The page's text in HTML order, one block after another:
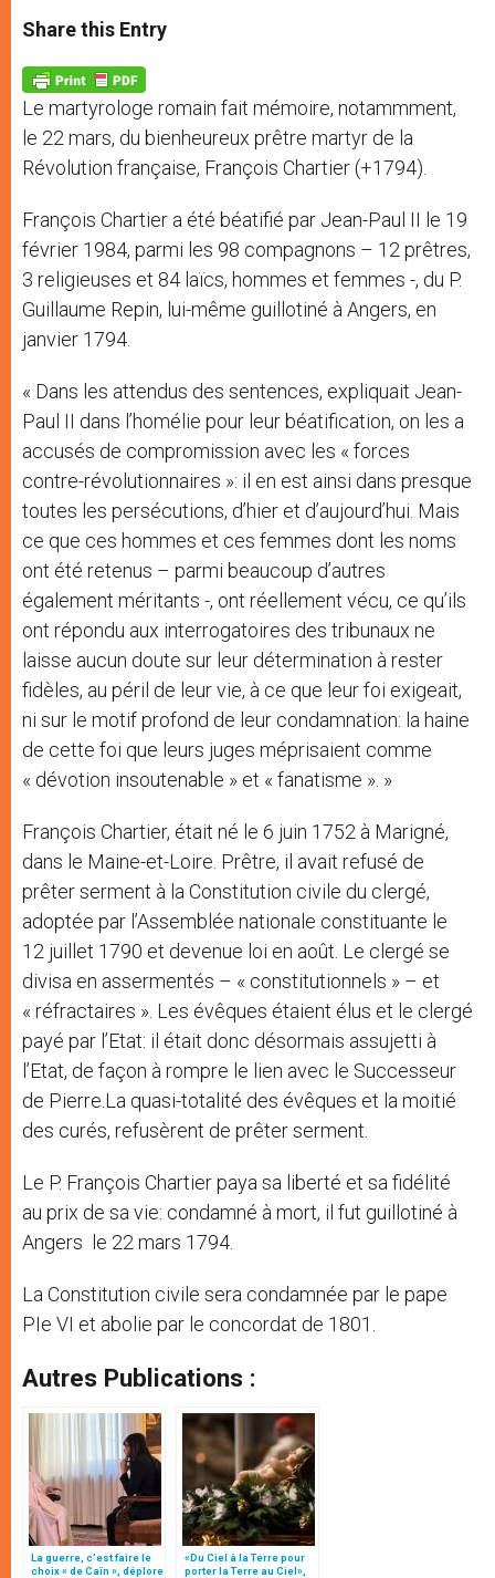
t
s
p
p
s
e
g
e
r
e
b
o
k
Share this Entry
Le martyrologe romain fait mémoire, notammment,
le 22 mars, du bienheureux prêtre martyr de la
Révolution française, François Chartier (+1794).
François Chartier a été béatifié par Jean-Paul II le 19
février 1984, parmi les 98 compagnons – 12 prêtres,
3 religieuses et 84 laïcs, hommes et femmes -, du P.
Guillaume Repin, lui-même guillotiné à Angers, en
janvier 1794.
« Dans les attendus des sentences, expliquait Jean-
Paul II dans l’homélie pour leur béatification, on les a
accusés de compromission avec les « forces
contre-révolutionnaires »: il en est ainsi dans presque
toutes les persécutions, d’hier et d’aujourd’hui. Mais
ce que ces hommes et ces femmes dont les noms
ont été retenus – parmi beaucoup d’autres
également méritants -, ont réellement vécu, ce qu’ils
ont répondu aux interrogatoires des tribunaux ne
laisse aucun doute sur leur détermination à rester
fidèles, au péril de leur vie, à ce que leur foi exigeait,
ni sur le motif profond de leur condamnation: la haine
de cette foi que leurs juges méprisaient comme
« dévotion insoutenable » et « fanatisme ». »
François Chartier, était né le 6 juin 1752 à Marigné,
dans le Maine-et-Loire. Prêtre, il avait refusé de
prêter serment à la Constitution civile du clergé,
adoptée par l’Assemblée nationale constituante le
12 juillet 1790 et devenue loi en août. Le clergé se
divisa en assermentés – « constitutionnels » – et
« réfractaires ». Les évêques étaient élus et le clergé
payé par l’Etat: il était donc désormais assujetti à
l’Etat, de façon à rompre le lien avec le Successeur
de Pierre.La quasi-totalité des évêques et la moitié
des curés, refusèrent de prêter serment.
Le P. François Chartier paya sa liberté et sa fidélité
au prix de sa vie: condamné à mort, il fut guillotiné à
Angers le 22 mars 1794.
La Constitution civile sera condamnée par le pape
PIe VI et abolie par le concordat de 1801.
Autres Publications :
La guerre, c’est faire le
choix « de Caïn », déplore
«Du Ciel à la Terre pour
porter la Terre au Ciel»,